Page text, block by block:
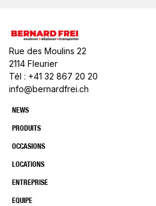
Rue des Moulins 22
2114 Fleurier
Tél : +41 32 867 20 20
info@bernardfrei.ch
NEWS
PRODUITS
OCCASIONS
LOCATIONS
ENTREPRISE
EQUIPE